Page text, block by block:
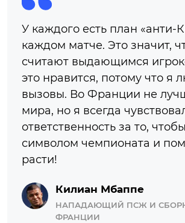
У каждого есть план «анти-
каждом матче. Это значит,
считают выдающимся
это нравится, потому что я
вызовы. Во Франции не
мира, но я всегда
ответственность за то,
символом чемпионата и
расти!
Килиан Мбаппе
НАПАДАЮЩИЙ ПСЖ И
ФРАНЦИИ